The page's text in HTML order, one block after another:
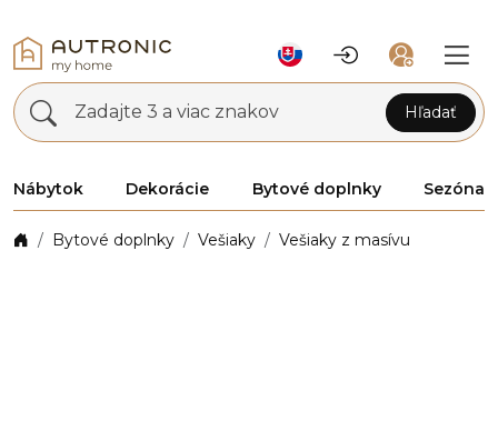
Zadajte 3 a viac znakov Hľadať
Nábytok Dekorácie Bytové doplnky Sezóna
Bytové doplnky Vešiaky Vešiaky z masívu